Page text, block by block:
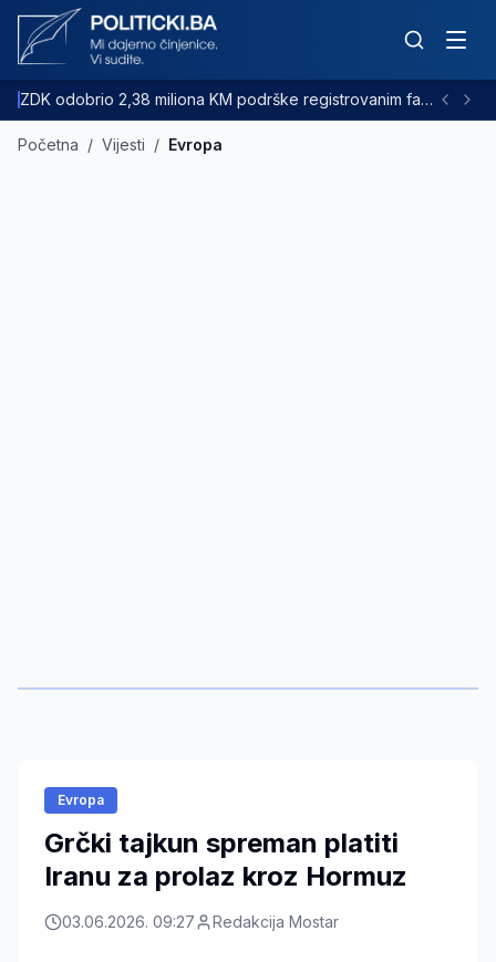
ZDK odobrio 2,38 miliona KM podrške registrovanim farmama goveda
Početna / Vijesti / Evropa
Evropa
Grčki tajkun spreman platiti
Iranu za prolaz kroz Hormuz
03.06.2026. 09:27 Redakcija Mostar